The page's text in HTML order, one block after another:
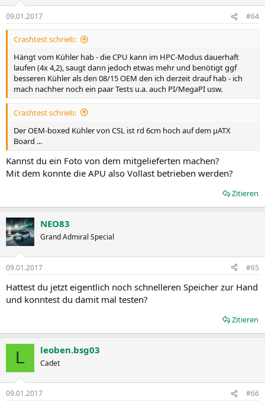
09.01.2017 #64
Crashtest schrieb:
Hängt vom Kühler hab - die CPU kann im HPC-Modus dauerhaft
laufen (4x 4,2), saugt dann jedoch etwas mehr und benötigt ggf
besseren Kühler als den 08/15 OEM den ich derzeit drauf hab - ich
mach nachher noch ein paar Tests u.a. auch PI/MegaPI usw.
Crashtest schrieb:
Der OEM-boxed Kühler von CSL ist rd 6cm hoch auf dem µATX
Board ...
Kannst du ein Foto von dem mitgelieferten machen?
Mit dem konnte die APU also Vollast betrieben werden?
Zitieren
NEO83
Grand Admiral Special
09.01.2017 #65
Hattest du jetzt eigentlich noch schnelleren Speicher zur Hand
und konntest du damit mal testen?
Zitieren
L leoben.bsg03
Cadet
09.01.2017 #66